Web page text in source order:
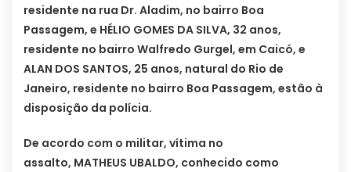
residente na rua Dr. Aladim, no bairro Boa
Passagem, e HÉLIO GOMES DA SILVA, 32 anos,
residente no bairro Walfredo Gurgel, em Caicó, e
ALAN DOS SANTOS, 25 anos, natural do Rio de
Janeiro, residente no bairro Boa Passagem, estão à
disposição da polícia.
De acordo com o militar, vítima no
assalto, MATHEUS UBALDO, conhecido como